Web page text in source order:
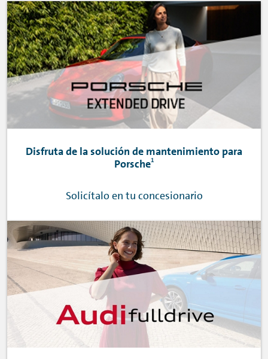
Disfruta de la solución de mantenimiento para
Porsche1
Solicítalo en tu concesionario